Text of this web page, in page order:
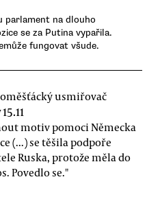
parlament na dlouho
se za Putina vypařila.
fungovat všude.
usmiřovač
motiv pomoci Německa
(...) se těšila podpoře
Ruska, protože měla do
Povedlo se."